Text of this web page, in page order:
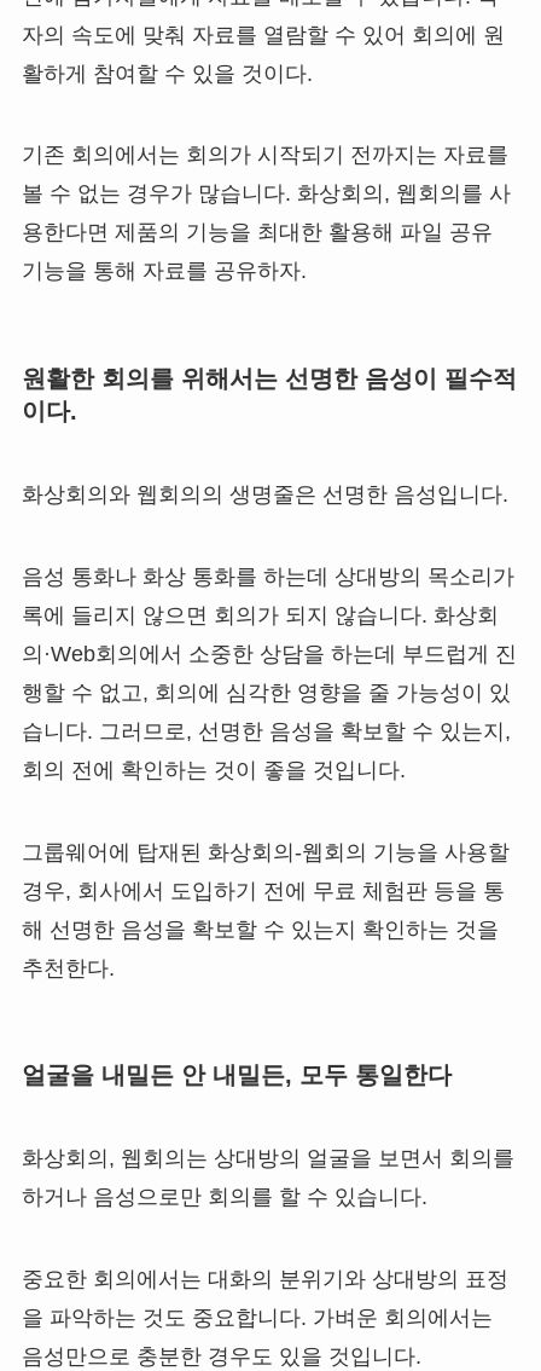
자의 속도에 맞춰 자료를 열람할 수 있어 회의에 원
활하게 참여할 수 있을 것이다.
기존 회의에서는 회의가 시작되기 전까지는 자료를
볼 수 없는 경우가 많습니다. 화상회의, 웹회의를 사
용한다면 제품의 기능을 최대한 활용해 파일 공유
기능을 통해 자료를 공유하자.
원활한 회의를 위해서는 선명한 음성이 필수적
이다.
화상회의와 웹회의의 생명줄은 선명한 음성입니다.
음성 통화나 화상 통화를 하는데 상대방의 목소리가
록에 들리지 않으면 회의가 되지 않습니다. 화상회
의·Web회의에서 소중한 상담을 하는데 부드럽게 진
행할 수 없고, 회의에 심각한 영향을 줄 가능성이 있
습니다. 그러므로, 선명한 음성을 확보할 수 있는지,
회의 전에 확인하는 것이 좋을 것입니다.
그룹웨어에 탑재된 화상회의-웹회의 기능을 사용할
경우, 회사에서 도입하기 전에 무료 체험판 등을 통
해 선명한 음성을 확보할 수 있는지 확인하는 것을
추천한다.
얼굴을 내밀든 안 내밀든, 모두 통일한다
화상회의, 웹회의는 상대방의 얼굴을 보면서 회의를
하거나 음성으로만 회의를 할 수 있습니다.
중요한 회의에서는 대화의 분위기와 상대방의 표정
을 파악하는 것도 중요합니다. 가벼운 회의에서는
음성만으로 충분한 경우도 있을 것입니다.